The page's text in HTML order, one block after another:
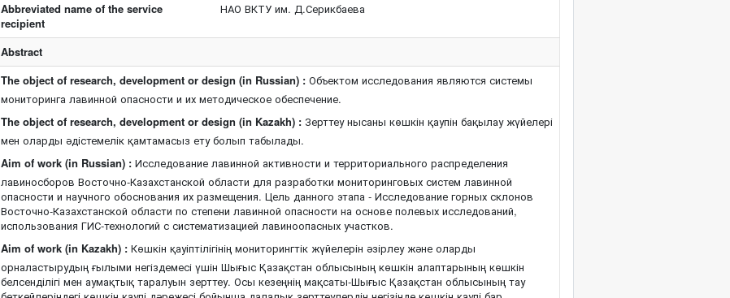
Abbreviated name of the service
recipient
НАО ВКТУ им. Д.Серикбаева
Abstract
The object of research, development or design (in Russian) : Объектом исследования являются системы
мониторинга лавинной опасности и их методическое обеспечение.
The object of research, development or design (in Kazakh) : Зерттеу нысаны көшкін қаупін бақылау жүйелері
мен оларды әдістемелік қамтамасыз ету болып табылады.
Aim of work (in Russian) : Исследование лавинной активности и территориального распределения
лавиносборов Восточно-Казахстанской области для разработки мониторинговых систем лавинной
опасности и научного обоснования их размещения. Цель данного этапа - Исследование горных склонов
Восточно-Казахстанской области по степени лавинной опасности на основе полевых исследований,
использования ГИС-технологий с систематизацией лавиноопасных участков.
Aim of work (in Kazakh) : Көшкін қауіптілігінің мониторингтік жүйелерін әзірлеу және оларды
орналастырудың ғылыми негіздемесі үшін Шығыс Қазақстан облысының көшкін алаптарының көшкін
белсенділігі мен аумақтық таралуын зерттеу. Осы кезеңнің мақсаты-Шығыс Қазақстан облысының тау